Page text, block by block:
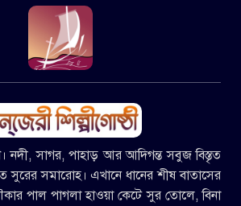
নদী, সাগর, পাহাড় আর আদিগন্ত সবুজ বিস্তৃত
সমারোহ। এখানে ধানের শীষ বাতাসের
পাল পাগলা হাওয়া কেটে সুর তোলে, বিনা